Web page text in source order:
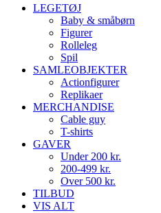
LEGETØJ
Baby & småbørn
Figurer
Rolleleg
Spil
SAMLEOBJEKTER
Actionfigurer
Replikaer
MERCHANDISE
Cable guy
T-shirts
GAVER
Under 200 kr.
200-499 kr.
Over 500 kr.
TILBUD
VIS ALT